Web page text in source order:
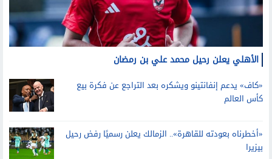
الأهلي يعلن رحيل محمد علي بن رمضان
«كاف» يدعم إنفانتينو ويشكره بعد التراجع عن فكرة بيع
كأس العالم
«أخطرناه بعودته للقاهرة».. الزمالك يعلن رسميًا رفض رحيل
بيزيرا